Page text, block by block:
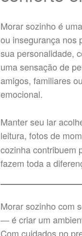
Morar sozinho é
ou insegurança nos
sua personalidade,
uma sensação de
amigos, familiares
emocional.
Manter seu lar
leitura, fotos de
cozinha contribuem
fazem toda a
Morar sozinho com
— é criar um
Com cuidados no